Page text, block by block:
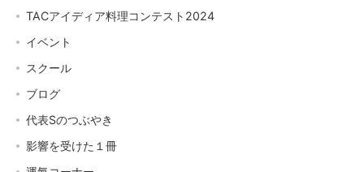
TACアイディア料理コンテスト2024
イベント
スクール
ブログ
代表Sのつぶやき
影響を受けた１冊